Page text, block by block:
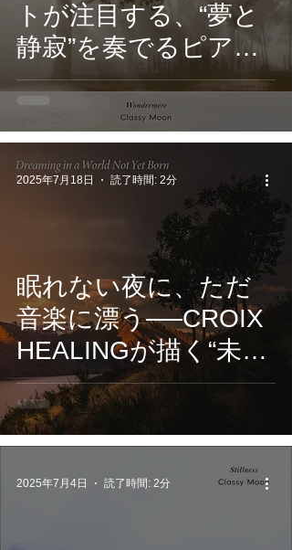
トが注目する、“夢と
静寂”を奏でるピア
ノ・アンビエント
──Classy Moonが描
く幻想の音風景
『Wondermere』
眠れない夜に、ただ
音楽に漂う──CROIX
HEALINGが描く“未来
の夢”のサウンドジャ
ーニー。7/18 配信開
始
2025年7月18日 読了時間: 2分
2025年7月4日 読了時間: 2分